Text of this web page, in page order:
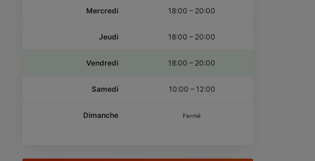
Mercredi 18:00 – 20:00
Jeudi 18:00 – 20:00
Vendredi 18:00 – 20:00
Samedi 10:00 – 12:00
Dimanche Fermé